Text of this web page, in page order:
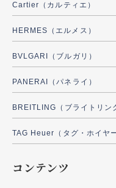
Cartier（カルティエ）
HERMES（エルメス）
BVLGARI（ブルガリ）
PANERAI（パネライ）
BREITLING（ブライトリン
TAG Heuer（タグ・ホイヤー
コンテンツ